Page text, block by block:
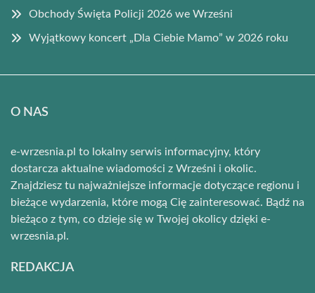
Obchody Święta Policji 2026 we Wrześni
Wyjątkowy koncert „Dla Ciebie Mamo” w 2026 roku
O NAS
e-wrzesnia.pl to lokalny serwis informacyjny, który
dostarcza aktualne wiadomości z Wrześni i okolic.
Znajdziesz tu najważniejsze informacje dotyczące regionu i
bieżące wydarzenia, które mogą Cię zainteresować. Bądź na
bieżąco z tym, co dzieje się w Twojej okolicy dzięki e-
wrzesnia.pl.
REDAKCJA